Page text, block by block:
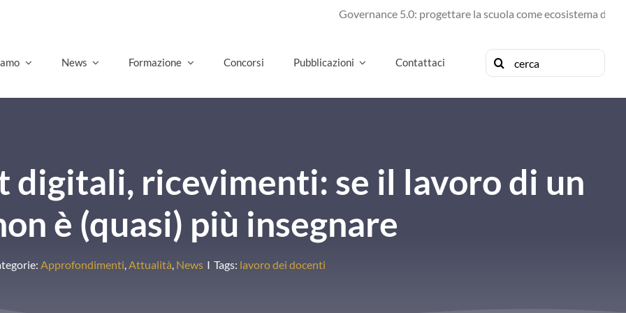
Governance 5.0: progettare la scuola come ecosistema di futuro
News Formazione Concorsi Pubblicazioni Contattaci
Cerca
per:
digitali, ricevimenti: se il lavoro di un
è (quasi) più insegnare
Approfondimenti Attualità News I Tags: lavoro dei docenti